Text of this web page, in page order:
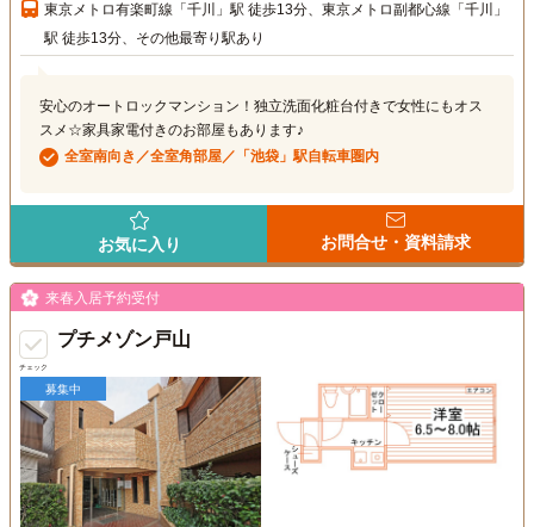
東京メトロ有楽町線「千川」駅 徒歩13分、東京メトロ副都心線「千川」
駅 徒歩13分、その他最寄り駅あり
安心のオートロックマンション！独立洗面化粧台付きで女性にもオス
スメ☆家具家電付きのお部屋もあります♪
全室南向き／全室角部屋／「池袋」駅自転車圏内
お気に入り お問合せ・資料請求
チェック
来春入居予約受付
プチメゾン戸山
募集中